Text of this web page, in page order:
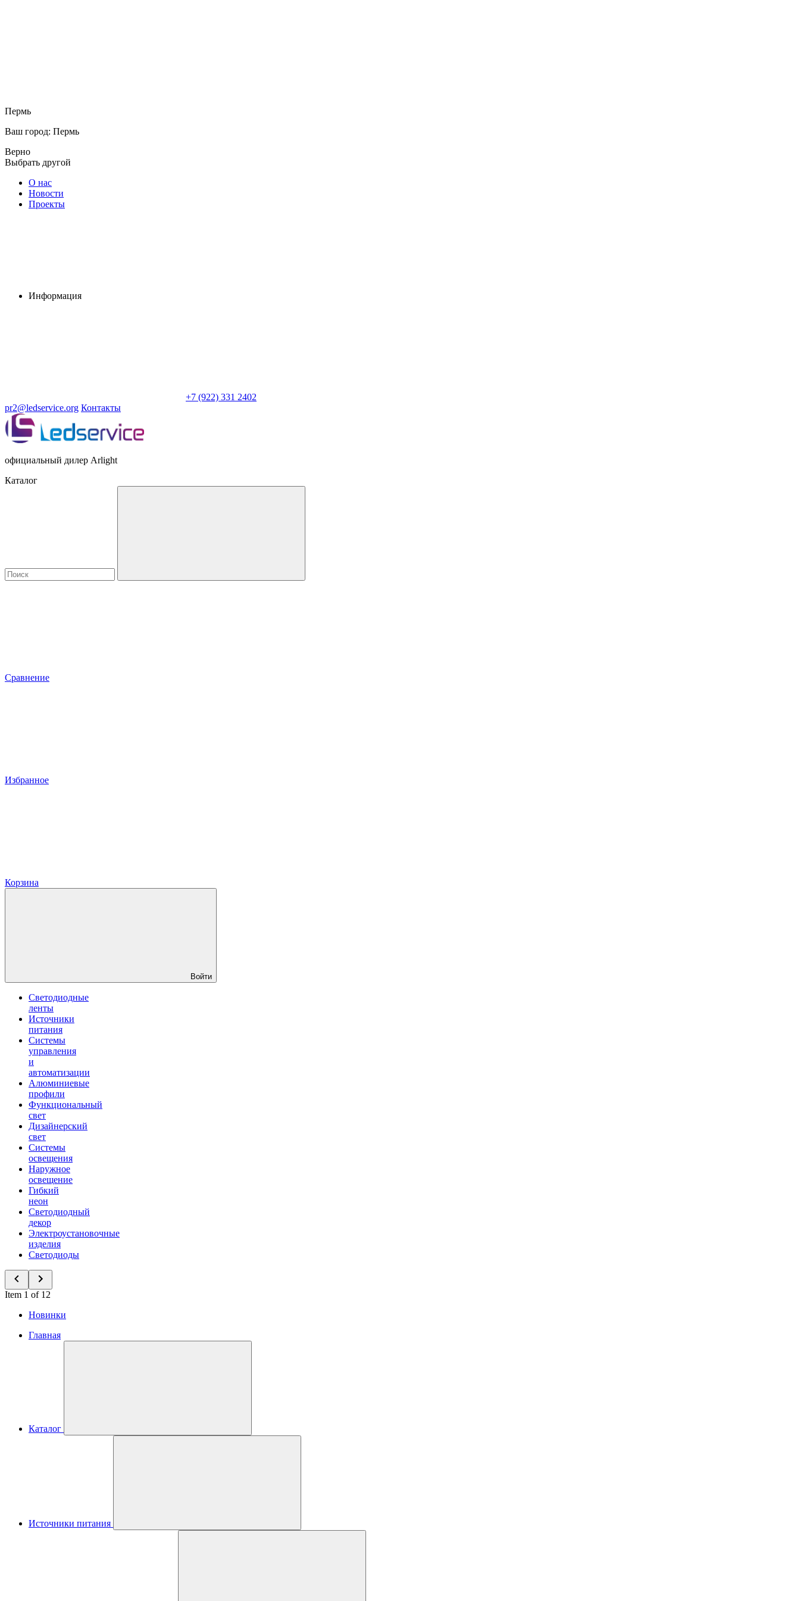
Пермь
Ваш город: Пермь
Верно
Выбрать другой
О нас
Новости
Проекты
Информация
+7 (922) 331 2402
pr2@ledservice.org Контакты
официальный дилер Arlight
Каталог
Сравнение
Избранное
Корзина
Войти
Светодиодные
ленты
Источники
питания
Системы
управления
и
автоматизации
Алюминиевые
профили
Функциональный
свет
Дизайнерский
свет
Системы
освещения
Наружное
освещение
Гибкий
неон
Светодиодный
декор
Электроустановочные
изделия
Светодиоды
Item 1 of 12
Новинки
Главная
Каталог
Источники питания